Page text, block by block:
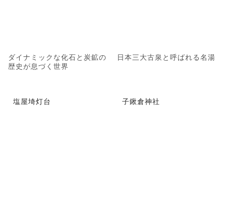
ダイナミックな化石と炭鉱の
歴史が息づく世界
日本三大古泉と呼ばれる名湯
塩屋埼灯台 子鍬倉神社